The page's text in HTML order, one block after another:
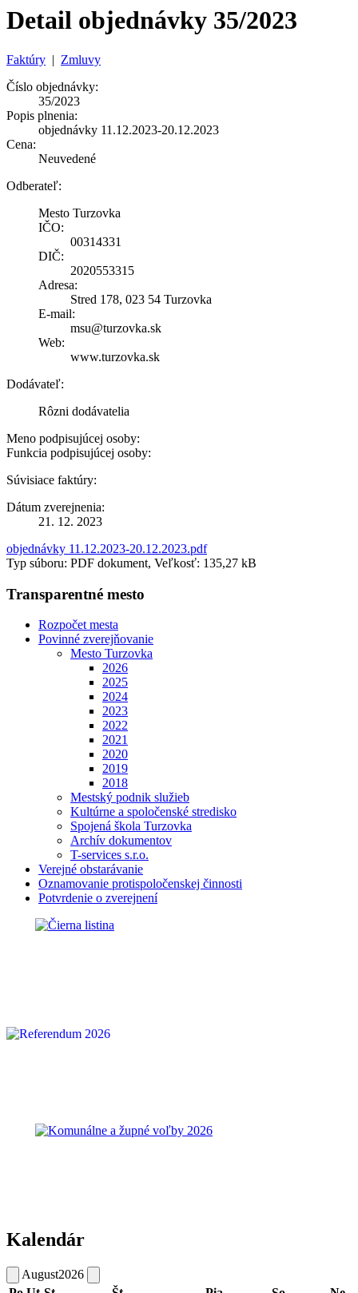
Detail objednávky 35/2023
Faktúry | Zmluvy
Číslo objednávky:
35/2023
Popis plnenia:
objednávky 11.12.2023-20.12.2023
Cena:
Neuvedené
Odberateľ:
Mesto Turzovka
IČO:
00314331
DIČ:
2020553315
Adresa:
Stred 178, 023 54 Turzovka
E-mail:
msu@turzovka.sk
Web:
www.turzovka.sk
Dodávateľ:
Rôzni dodávatelia
Meno podpisujúcej osoby:
Funkcia podpisujúcej osoby:
Súvisiace faktúry:
Dátum zverejnenia:
21. 12. 2023
objednávky 11.12.2023-20.12.2023.pdf
Typ súboru: PDF dokument, Veľkosť: 135,27 kB
Transparentné mesto
Rozpočet mesta
Povinné zverejňovanie
Mesto Turzovka
2026
2025
2024
2023
2022
2021
2020
2019
2018
Mestský podnik služieb
Kultúrne a spoločenské stredisko
Spojená škola Turzovka
Archív dokumentov
T-services s.r.o.
Verejné obstarávanie
Oznamovanie protispoločenskej činnosti
Potvrdenie o zverejnení
Kalendár
August2026